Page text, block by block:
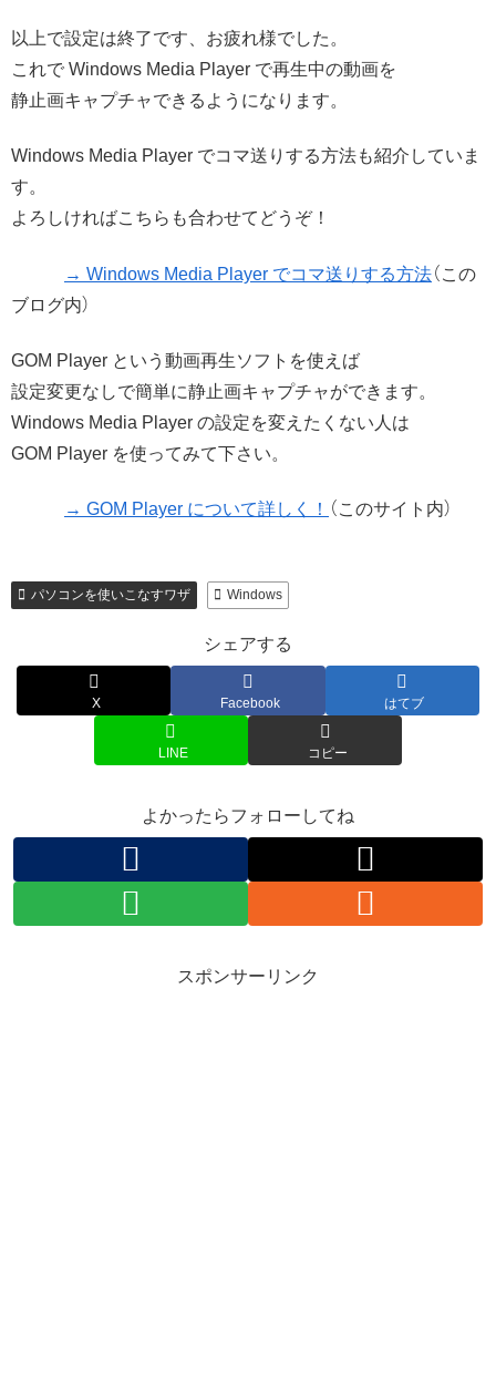
以上で設定は終了です、お疲れ様でした。
これで Windows Media Player で再生中の動画を
静止画キャプチャできるようになります。
Windows Media Player でコマ送りする方法も紹介していま
す。
よろしければこちらも合わせてどうぞ！
→ Windows Media Player でコマ送りする方法（この
ブログ内）
GOM Player という動画再生ソフトを使えば
設定変更なしで簡単に静止画キャプチャができます。
Windows Media Player の設定を変えたくない人は
GOM Player を使ってみて下さい。
→ GOM Player について詳しく！ （このサイト内）
パソコンを使いこなすワザ Windows
シェアする
X Facebook はてブ
LINE コピー
よかったらフォローしてね
スポンサーリンク